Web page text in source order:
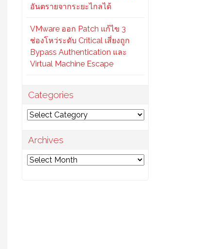
อันตรายจากระยะไกลได้
VMware ออก Patch แก้ไข 3
ช่องโหว่ระดับ Critical เสี่ยงถูก
Bypass Authentication และ
Virtual Machine Escape
Categories
Categories
Archives
Archives